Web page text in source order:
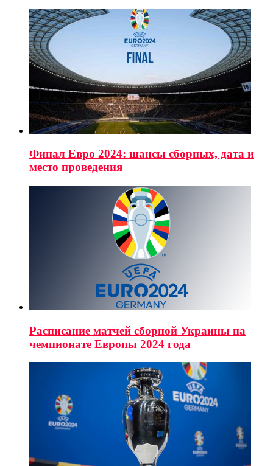
Финал Евро 2024: шансы сборных, дата и
место проведения
Расписание матчей сборной Украины на
чемпионате Европы 2024 года